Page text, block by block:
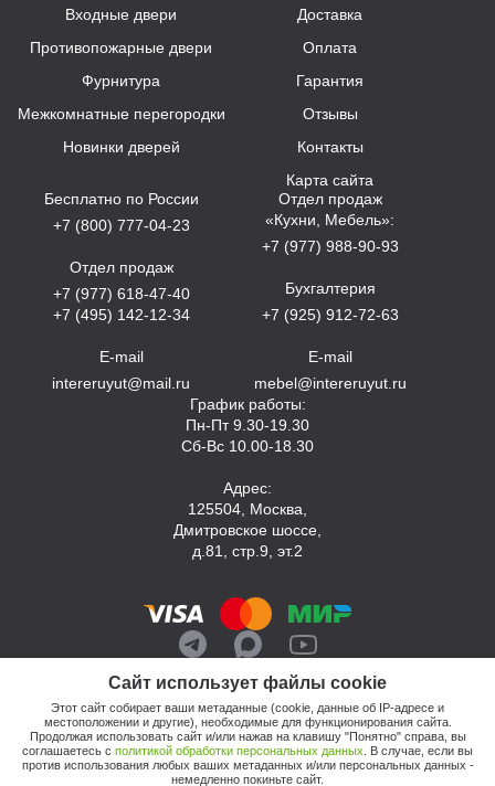
Сайт использует файлы cookie
Этот сайт собирает ваши метаданные (cookie, данные об IP-адресе и
местоположении и другие), необходимые для функционирования сайта.
Продолжая использовать сайт и/или нажав на клавишу "Понятно" справа, вы
соглашаетесь с политикой обработки персональных данных . В случае, если вы
против использования любых ваших метаданных и/или персональных данных -
немедленно покиньте сайт.
Входные двери
Противопожарные двери
Фурнитура
Межкомнатные перегородки
Новинки дверей
Доставка
Оплата
Гарантия
Отзывы
Контакты
Карта сайта
Бесплатно по России
+7 (800) 777-04-23
Отдел продаж
+7 (977) 618-47-40
+7 (495) 142-12-34
E-mail
intereruyut@mail.ru
Отдел продаж
«Кухни, Мебель»:
+7 (977) 988-90-93
Бухгалтерия
+7 (925) 912-72-63
E-mail
mebel@intereruyut.ru
График работы:
Пн-Пт 9.30-19.30
Сб-Вс 10.00-18.30
Адрес:
125504, Москва,
Дмитровское шоссе,
д.81, стр.9, эт.2
© 2026, Компания «Интерьер Уют»